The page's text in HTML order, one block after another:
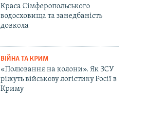
Краса Сімферопольського
водосховища та занедбаність
довкола
ВІЙНА ТА КРИМ
«Полювання на колони». Як ЗСУ
ріжуть військову логістику Росії в
Криму